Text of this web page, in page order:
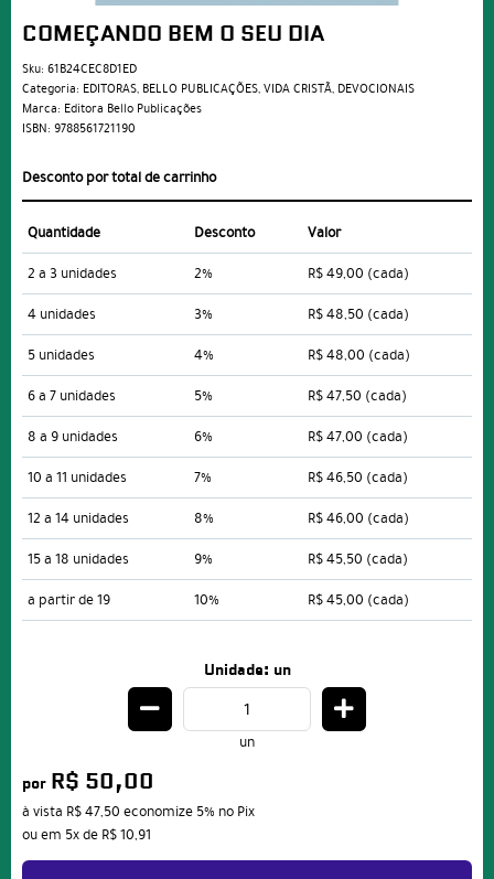
COMEÇANDO BEM O SEU DIA
Sku: 61B24CEC8D1ED
Categoria: EDITORAS, BELLO PUBLICAÇÕES,VIDA CRISTÃ, DEVOCIONAIS
Marca: Editora Bello Publicações
ISBN: 9788561721190
Desconto por total de carrinho
Quantidade Desconto
Valor
2 a 3 unidades
2% R$ 49,00 (cada)
4 unidades
3% R$ 48,50 (cada)
5 unidades
4% R$ 48,00 (cada)
6 a 7 unidades
5% R$ 47,50 (cada)
8 a 9 unidades
6% R$ 47,00 (cada)
10 a 11 unidades
7% R$ 46,50 (cada)
12 a 14 unidades
8% R$ 46,00 (cada)
15 a 18 unidades
9% R$ 45,50 (cada)
a partir de 19
10% R$ 45,00 (cada)
Unidade: un
un
por R$ 50,00
à vista R$ 47,50 economize 5% no Pix
ou em 5xde R$ 10,91